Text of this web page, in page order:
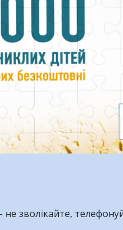
зволікайте,